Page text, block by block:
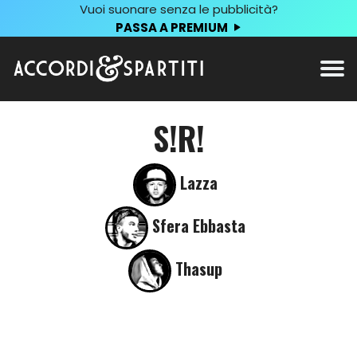
Vuoi suonare senza le pubblicità?
PASSA A PREMIUM
S!R!
Lazza
Sfera Ebbasta
Thasup